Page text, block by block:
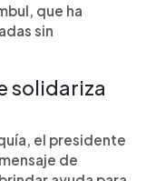
que ha
sin
solidariza
el presidente
de